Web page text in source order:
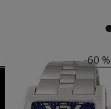
-60 %